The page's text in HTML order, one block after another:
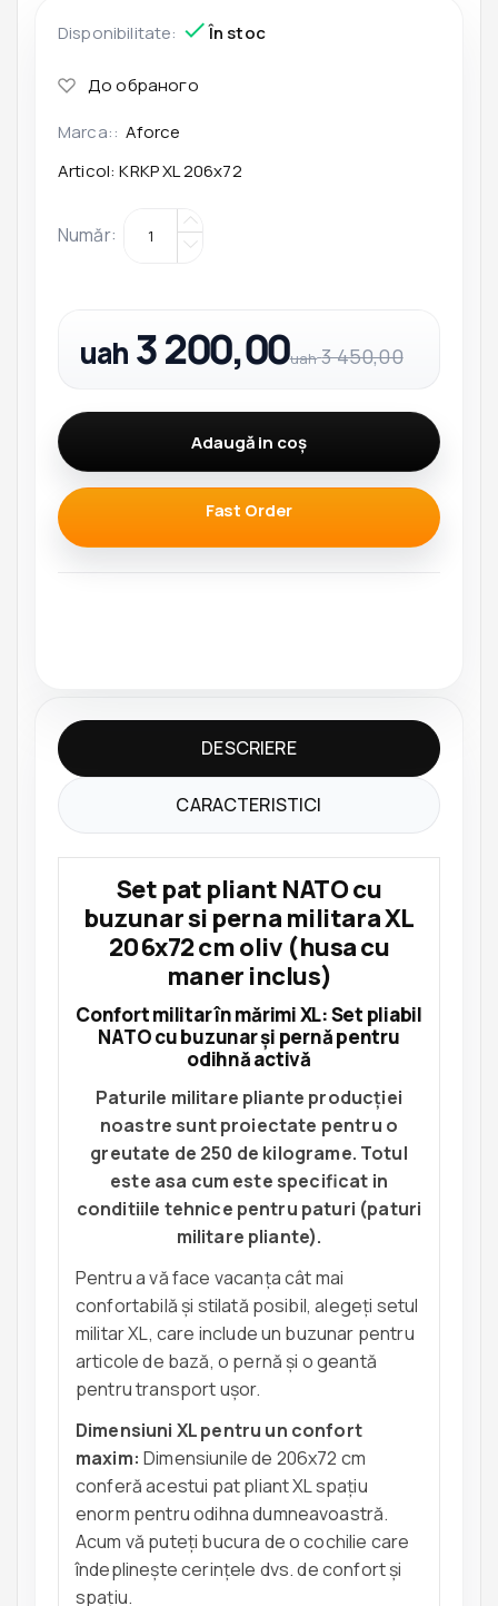
Disponibilitate: În stoc
Marca:: Aforce
Articol: KRKP XL 206x72
Număr:
uah 3 200,00uah 3 450,00
Adaugă in coş
Fast Order
DESCRIERE
CARACTERISTICI
Set pat pliant NATO cu
buzunar si perna militara XL
206x72 cm oliv (husa cu
maner inclus)
Confort militar în mărimi XL: Set pliabil
NATO cu buzunar și pernă pentru
odihnă activă
Paturile militare pliante producției
noastre sunt proiectate pentru o
greutate de 250 de kilograme. Totul
este asa cum este specificat in
conditiile tehnice pentru paturi (paturi
militare pliante).
Pentru a vă face vacanța cât mai
confortabilă și stilată posibil, alegeți setul
militar XL, care include un buzunar pentru
articole de bază, o pernă și o geantă
pentru transport ușor.
Dimensiuni XL pentru un confort
maxim: Dimensiunile de 206x72 cm
conferă acestui pat pliant XL spațiu
enorm pentru odihna dumneavoastră.
Acum vă puteți bucura de o cochilie care
îndeplinește cerințele dvs. de confort și
spațiu.